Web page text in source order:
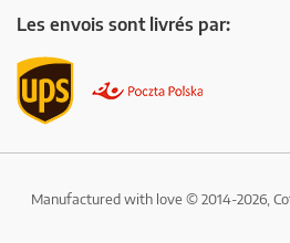
Les envois sont livrés par:
Manufactured with love © 2014-2026,